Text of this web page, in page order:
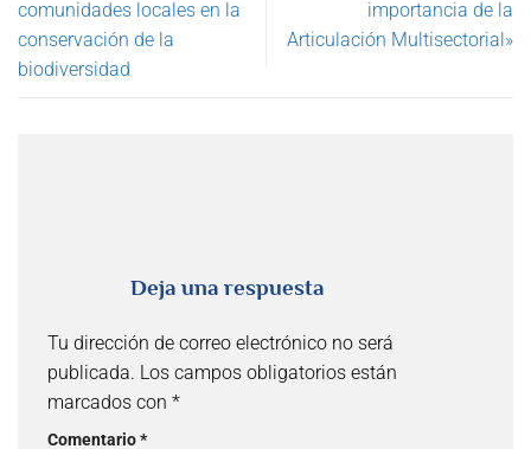
comunidades locales en la
conservación de la
biodiversidad
importancia de la
Articulación Multisectorial»
Deja una respuesta
Tu dirección de correo electrónico no será
publicada. Los campos obligatorios están
marcados con *
Comentario*